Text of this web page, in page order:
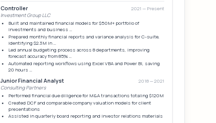
Controller
2021 — Present
Investment Group LLC
Built and maintained financial models for $50M+ portfolio of
investments and business …
Prepared monthly financial reports and variance analysis for C-suite,
identifying $2.3M in …
Led annual budgeting process across 8 departments, improving
forecast accuracy from 85% …
Automated reporting workflows using Excel VBA and Power BI, saving
20 hours …
Junior Financial Analyst 2018 — 2021
Consulting Partners
Performed financial due diligence for M&A transactions totaling $120M
Created DCF and comparable company valuation models for client
presentations
Assisted in quarterly board reporting and investor relations materials